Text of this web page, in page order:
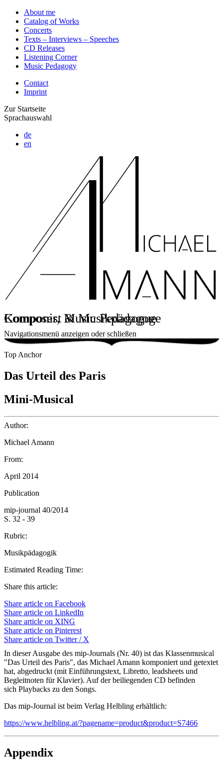
About me
Catalog of Works
Concerts
Texts – Interviews – Speeches
CD Releases
Listening Corner
Music Pedagogy
Contact
Imprint
Zur Startseite
Sprachauswahl
de
en
Komponist & Musikpädagoge
Composer, Music Pedagogue
Navigationsmenü anzeigen oder schließen
Top Anchor
Das Urteil des Paris
Mini-Musical
Author:
Michael Amann
From:
April 2014
Publication
mip-journal 40/2014
S. 32 - 39
Rubric:
Musikpädagogik
Estimated Reading Time:
Share this article:
Share article on Facebook
Share article on LinkedIn
Share article on XING
Share article on Pinterest
Share article on Twitter / X
In dieser Ausgabe des mip-Journals (Nr. 40) ist das Klassenmusical
"Das Urteil des Paris", das Michael Amann komponiert und getextet
hat, abgedruckt (mit Einführungstext, Libretto, leadsheets und
Begleitnoten für Klavier). Auf der beiliegenden CD befinden
sich Playbacks zu den Songs.
Das mip-Journal ist beim Verlag Helbling erhältlich:
https://www.helbling.at/?pagename=product&product=S7466
Appendix